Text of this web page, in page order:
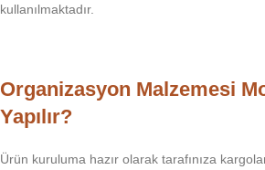
kullanılmaktadır.
Organizasyon Malzemesi
Yapılır?
Ürün kuruluma hazır olarak tarafınıza